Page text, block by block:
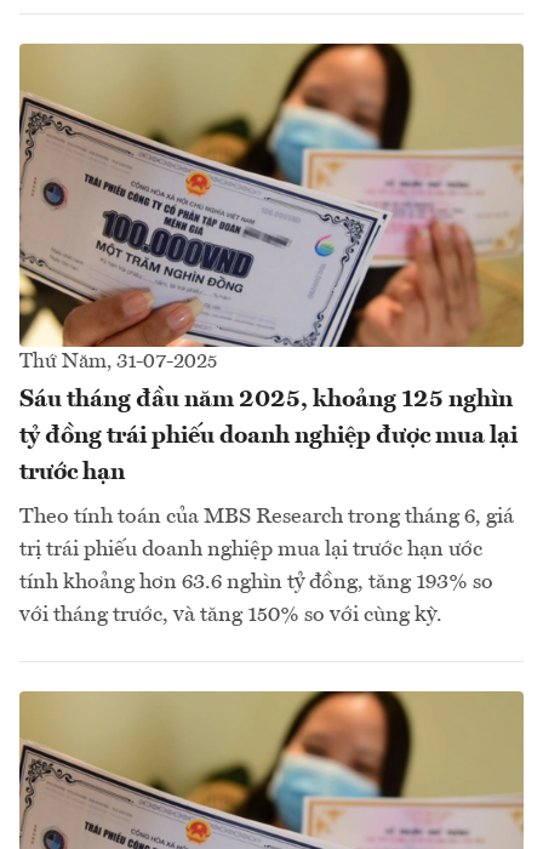
Thứ Năm, 31-07-2025
Sáu tháng đầu năm 2025, khoảng 125 nghìn
tỷ đồng trái phiếu doanh nghiệp được mua lại
trước hạn
Theo tính toán của MBS Research trong tháng 6, giá
trị trái phiếu doanh nghiệp mua lại trước hạn ước
tính khoảng hơn 63.6 nghìn tỷ đồng, tăng 193% so
với tháng trước, và tăng 150% so với cùng kỳ.